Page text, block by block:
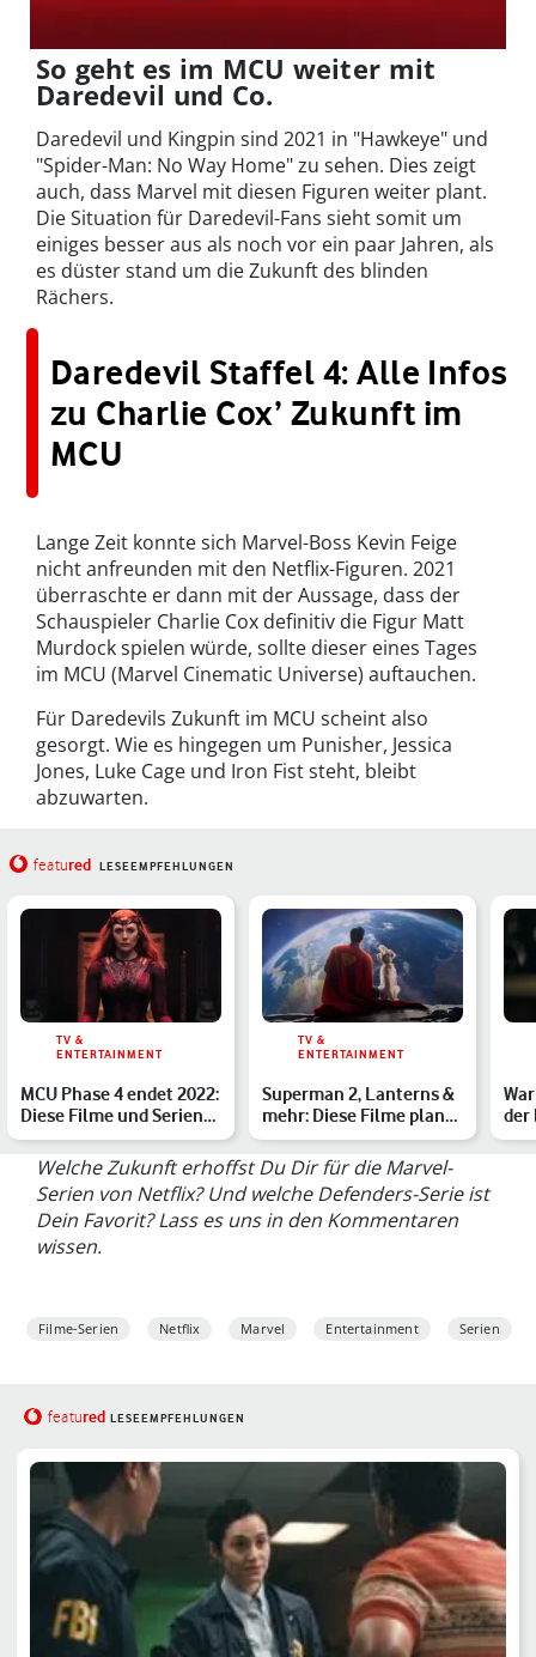
So geht es im MCU weiter mit
Daredevil und Co.
Daredevil und Kingpin sind 2021 in "Hawkeye" und
"Spider-Man: No Way Home" zu sehen. Dies zeigt
auch, dass Marvel mit diesen Figuren weiter plant.
Die Situation für Daredevil-Fans sieht somit um
einiges besser aus als noch vor ein paar Jahren, als
es düster stand um die Zukunft des blinden
Rächers.
Daredevil Staffel 4: Alle Infos
zu Charlie Cox’ Zukunft im
MCU
Lange Zeit konnte sich Marvel-Boss Kevin Feige
nicht anfreunden mit den Netflix-Figuren. 2021
überraschte er dann mit der Aussage, dass der
Schauspieler Charlie Cox definitiv die Figur Matt
Murdock spielen würde, sollte dieser eines Tages
im MCU (Marvel Cinematic Universe) auftauchen.
Für Daredevils Zukunft im MCU scheint also
gesorgt. Wie es hingegen um Punisher, Jessica
Jones, Luke Cage und Iron Fist steht, bleibt
abzuwarten.
featured LESEEMPFEHLUNGEN
TV &
ENTERTAINMENT
MCU Phase 4 endet 2022:
Diese Filme und Serien
erwarten uns noch
TV &
ENTERTAINMENT
Superman 2, Lanterns &
mehr: Diese Filme plant
DC ab 2025
der
Welche Zukunft erhoffst Du Dir für die Marvel-
Serien von Netflix? Und welche Defenders-Serie ist
Dein Favorit? Lass es uns in den Kommentaren
wissen.
Filme-Serien Netflix Marvel Entertainment Serien
featured LESEEMPFEHLUNGEN